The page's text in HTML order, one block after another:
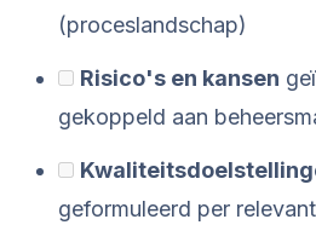
(proceslandschap)
Risico's en kansen
gekoppeld aan
geformuleerd per